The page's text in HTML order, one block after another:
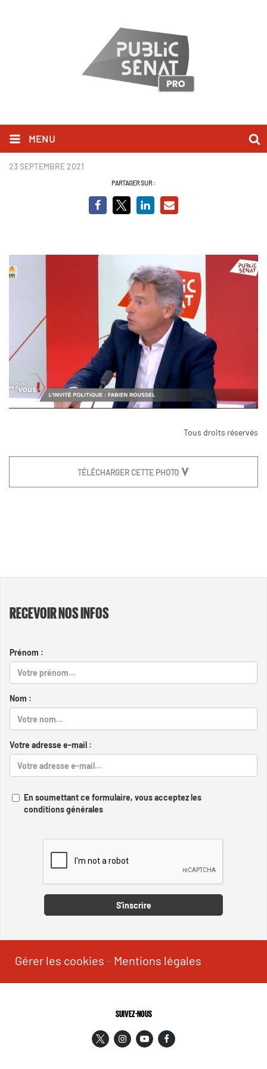
MENU
Fabien Roussel.PNG
23 SEPTEMBRE 2021
PARTAGER SUR :
Tous droits réservés
TÉLÉCHARGER CETTE PHOTO
RECEVOIR NOS INFOS
Prénom :
Nom :
Votre adresse e-mail :
En soumettant ce formulaire, vous acceptez les
conditions générales
S'inscrire
Gérer les cookies - Mentions légales
SUIVEZ-NOUS